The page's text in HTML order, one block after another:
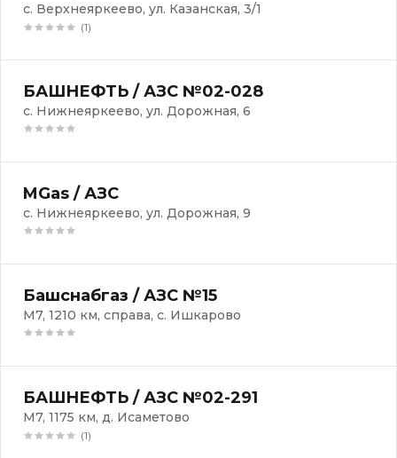
с. Верхнеяркеево, ул. Казанская, 3/1
(1)
БАШНЕФТЬ / АЗС №02-028
с. Нижнеяркеево, ул. Дорожная, 6
MGas / АЗС
с. Нижнеяркеево, ул. Дорожная, 9
Башснабгаз / АЗС №15
М7, 1210 км, справа, с. Ишкарово
БАШНЕФТЬ / АЗС №02-291
М7, 1175 км, д. Исаметово
(1)